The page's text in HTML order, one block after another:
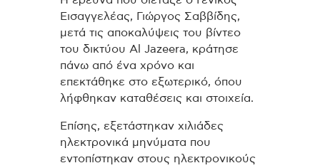
Εισαγγελέας, Γιώργος Σαββίδης,
μετά τις αποκαλύψεις του βίντεο
του δικτύου Al Jazeera, κράτησε
πάνω από ένα χρόνο και
επεκτάθηκε στο εξωτερικό, όπου
λήφθηκαν καταθέσεις και στοιχεία.
Επίσης, εξετάστηκαν χιλιάδες
ηλεκτρονικά μηνύματα που
εντοπίστηκαν στους ηλεκτρονικούς